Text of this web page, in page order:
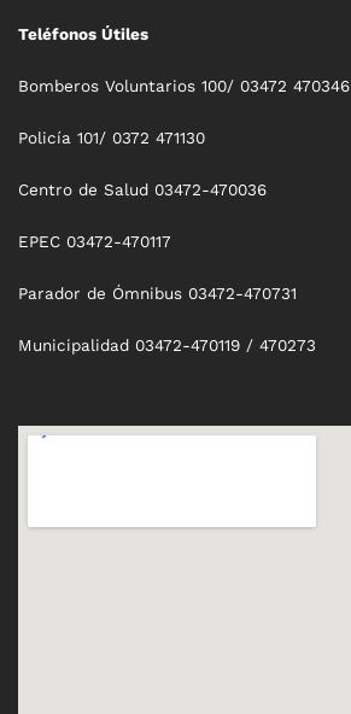
Teléfonos Útiles
Bomberos Voluntarios 100/ 03472 470346
Policía 101/ 0372 471130
Centro de Salud 03472-470036
EPEC 03472-470117
Parador de Ómnibus 03472-470731
Municipalidad 03472-470119 / 470273